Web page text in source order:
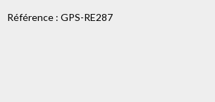
Référence : GPS-RE287